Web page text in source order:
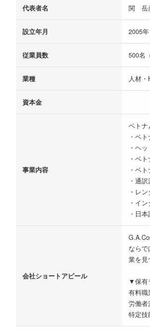
代表者名 関 岳
設立年月 2005年
従業員数 500名
業種 人材・
資本金
事業内容
ベトナ
・ベ
・ヘ
・ベ
・ベ
・通
・レ
・イ
・日
会社ショートアピール
なら
業を見
▼保有
有料
労働
特定